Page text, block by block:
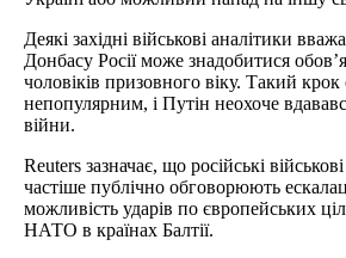
Деякі західні військові аналітики
Донбасу Росії може знадобитися
чоловіків призовного віку. Такий крок
непопулярним, і Путін неохоче
війни.
Reuters зазначає, що російські
частіше публічно обговорюють
можливість ударів по європейських
НАТО в країнах Балтії.